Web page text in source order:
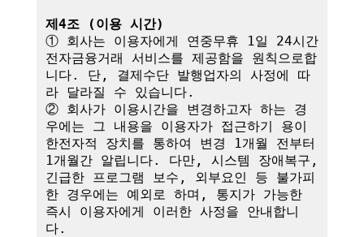
제4조 (이용 시간)
① 회사는 이용자에게 연중무휴 1일 24시간
전자금융거래 서비스를 제공함을 원칙으로합
니다. 단, 결제수단 발행업자의 사정에 따
라 달라질 수 있습니다.
② 회사가 이용시간을 변경하고자 하는 경
우에는 그 내용을 이용자가 접근하기 용이
한전자적 장치를 통하여 변경 1개월 전부터
1개월간 알립니다. 다만, 시스템 장애복구,
긴급한 프로그램 보수, 외부요인 등 불가피
한 경우에는 예외로 하며, 통지가 가능한
즉시 이용자에게 이러한 사정을 안내합니
다.